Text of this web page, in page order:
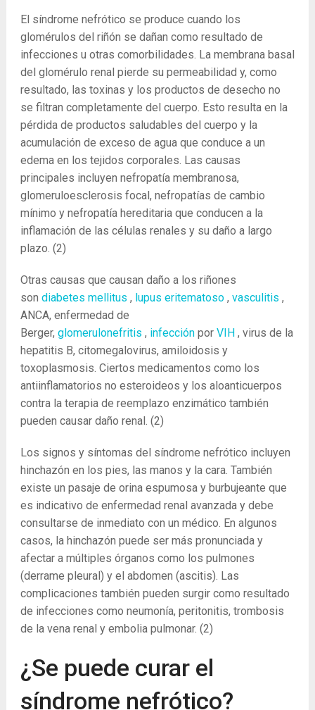
El síndrome nefrótico se produce cuando los
glomérulos del riñón se dañan como resultado de
infecciones u otras comorbilidades. La membrana basal
del glomérulo renal pierde su permeabilidad y, como
resultado, las toxinas y los productos de desecho no
se filtran completamente del cuerpo. Esto resulta en la
pérdida de productos saludables del cuerpo y la
acumulación de exceso de agua que conduce a un
edema en los tejidos corporales. Las causas
principales incluyen nefropatía membranosa,
glomeruloesclerosis focal, nefropatías de cambio
mínimo y nefropatía hereditaria que conducen a la
inflamación de las células renales y su daño a largo
plazo. (2)
Otras causas que causan daño a los riñones
son diabetes mellitus , lupus eritematoso, vasculitis ,
ANCA, enfermedad de
Berger, glomerulonefritis , infecciónpor VIH, virus de la
hepatitis B, citomegalovirus, amiloidosis y
toxoplasmosis. Ciertos medicamentos como los
antiinflamatorios no esteroideos y los aloanticuerpos
contra la terapia de reemplazo enzimático también
pueden causar daño renal. (2)
Los signos y síntomas del síndrome nefrótico incluyen
hinchazón en los pies, las manos y la cara. También
existe un pasaje de orina espumosa y burbujeante que
es indicativo de enfermedad renal avanzada y debe
consultarse de inmediato con un médico. En algunos
casos, la hinchazón puede ser más pronunciada y
afectar a múltiples órganos como los pulmones
(derrame pleural) y el abdomen (ascitis). Las
complicaciones también pueden surgir como resultado
de infecciones como neumonía, peritonitis, trombosis
de la vena renal y embolia pulmonar. (2)
¿Se puede curar el
síndrome nefrótico?